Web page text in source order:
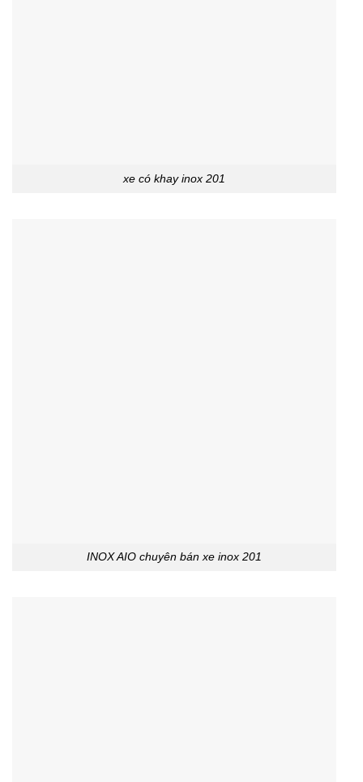
xe có khay inox 201
INOX AIO chuyên bán xe inox 201